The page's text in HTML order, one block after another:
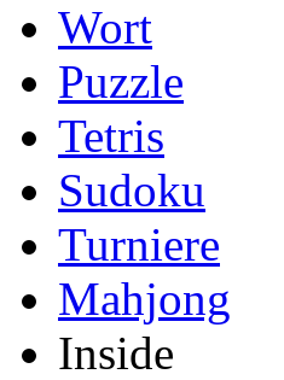
Wort
Puzzle
Tetris
Sudoku
Turniere
Mahjong
Inside